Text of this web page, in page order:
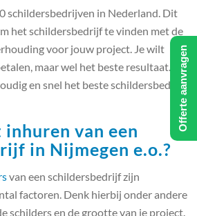
schildersbedrijven in Nederland. Dit
het schildersbedrijf te vinden met de
voor jouw project. Je wilt
maar wel het beste resultaat.
en snel het beste schildersbedrijf
van een
in Nijmegen e.o.?
van een schildersbedrijf zijn
factoren. Denk hierbij onder andere
schilders en de grootte van je project.
Offerte aanvragen